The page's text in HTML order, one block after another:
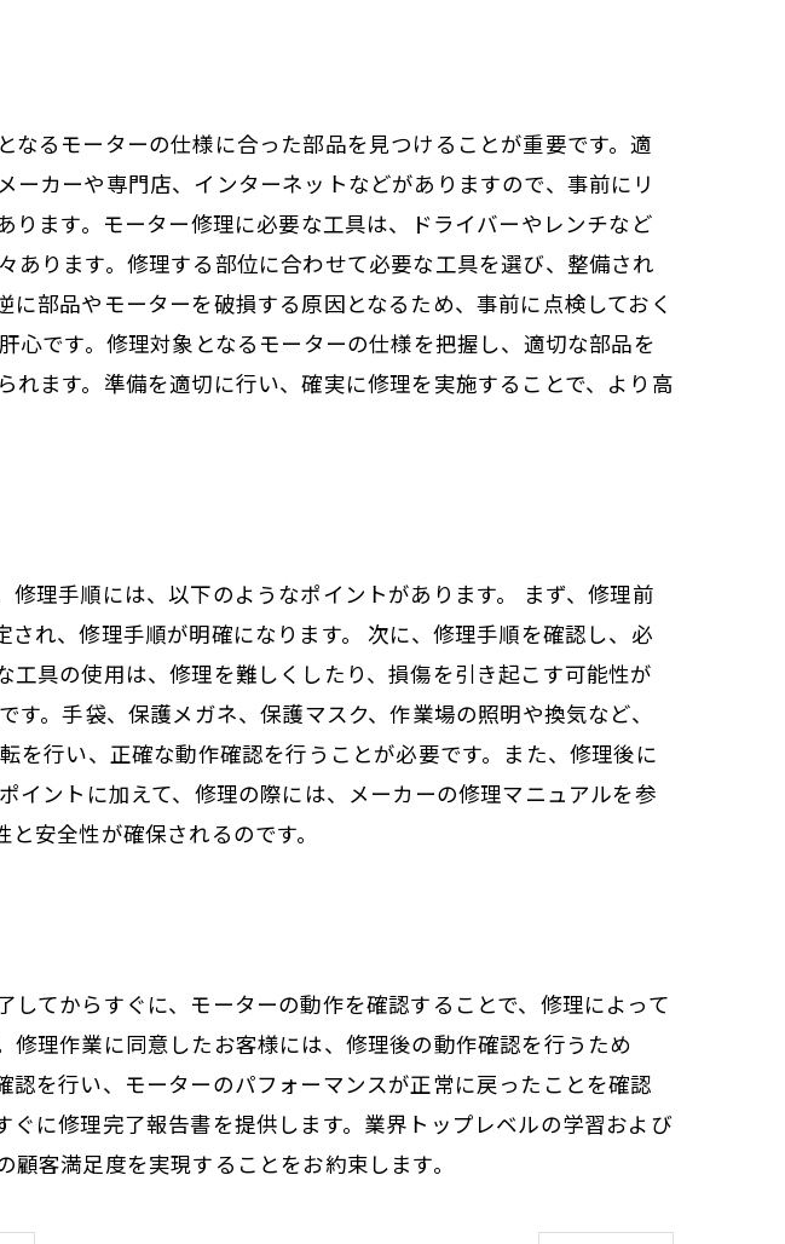
るモーターの仕様に合った部品を見つけることが重要です。適
カーや専門店、インターネットなどがありますので、事前にリ
ます。モーター修理に必要な工具は、ドライバーやレンチなど
ります。修理する部位に合わせて必要な工具を選び、整備され
部品やモーターを破損する原因となるため、事前に点検しておく
心です。修理対象となるモーターの仕様を把握し、適切な部品を
ます。準備を適切に行い、確実に修理を実施することで、より高
理手順には、以下のようなポイントがあります。 まず、修理前
れ、修理手順が明確になります。 次に、修理手順を確認し、必
具の使用は、修理を難しくしたり、損傷を引き起こす可能性が
。手袋、保護メガネ、保護マスク、作業場の照明や換気など、
行い、正確な動作確認を行うことが必要です。また、修理後に
イントに加えて、修理の際には、メーカーの修理マニュアルを参
安全性が確保されるのです。
てからすぐに、モーターの動作を確認することで、修理によって
理作業に同意したお客様には、修理後の動作確認を行うため
を行い、モーターのパフォーマンスが正常に戻ったことを確認
に修理完了報告書を提供します。業界トップレベルの学習および
客満足度を実現することをお約束します。